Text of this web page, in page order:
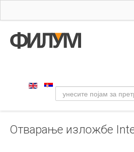
Упис
Уметност
Музичка уметност
Отварање изложбе